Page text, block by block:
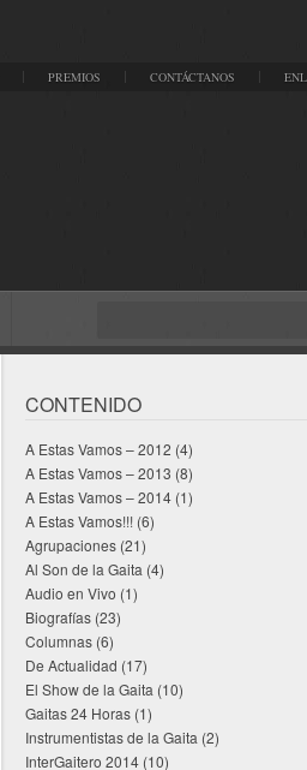
PREMIOS CONTÁCTANOS
CONTENIDO
A Estas Vamos – 2012 (4)
A Estas Vamos – 2013 (8)
A Estas Vamos – 2014 (1)
A Estas Vamos!!! (6)
Agrupaciones (21)
Al Son de la Gaita (4)
Audio en Vivo (1)
Biografías (23)
Columnas (6)
De Actualidad (17)
El Show de la Gaita (10)
Gaitas 24 Horas (1)
Instrumentistas de la Gaita (2)
InterGaitero 2014 (10)